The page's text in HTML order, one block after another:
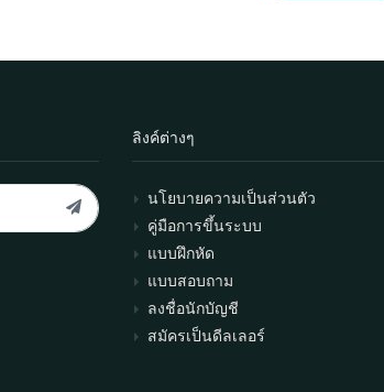
ลิงค์ต่างๆ
นโยบายความเป็นส่วนตัว
คู่มือการขึ้นระบบ
แบบฝึกหัด
แบบสอบถาม
ลงชื่อนักบัญชี
สมัครเป็นดีลเลอร์